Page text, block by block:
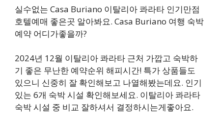
실수없는 Casa Buriano 이탈리아 콰라타 인기만점
호텔예매 좋은곳 알아봐요. Casa Buriano 여행 숙박
예약 어디가좋을까?
2024년 12월 이탈리아 콰라타 근처 가깝고 숙박하
기 좋은 무난한 예약순위 해피시간! 특가 상품들도
있으니 신중히 잘 확인해보고 나열해봤는데요. 인기
있는 6개 숙박 시설 확인해보세요. 이탈리아 콰라타
숙박 시설 중 비교 잘하셔서 결정하시는게좋아요.